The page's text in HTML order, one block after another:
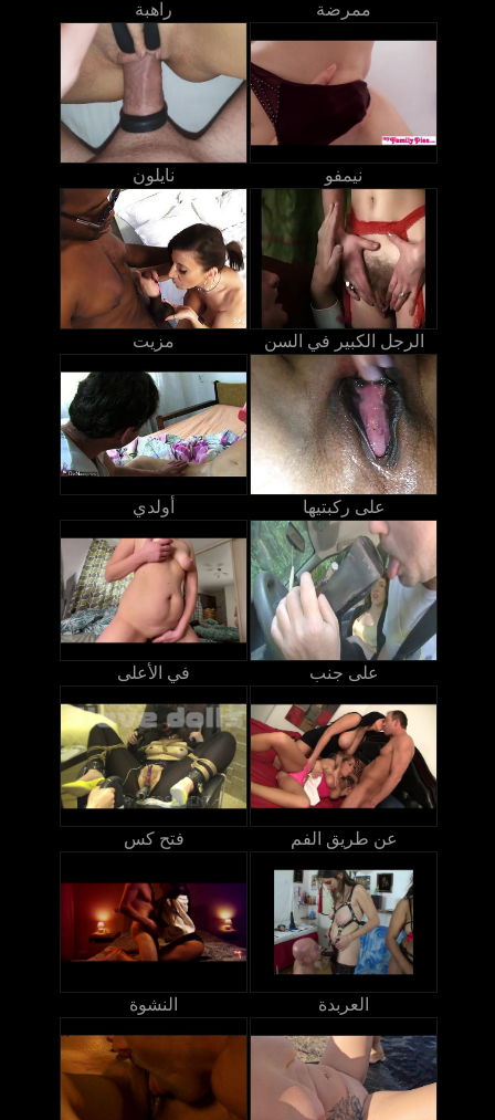
راهبة ممرضة
نايلون نيمفو
مزيت الرجل الكبير في السن
أولدي على ركبتيها
في الأعلى على جنب
فتح كس عن طريق الفم
النشوة العربدة